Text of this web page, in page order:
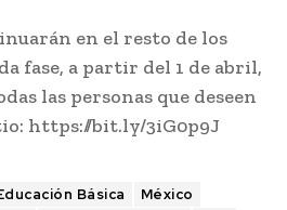
en el resto de los
fase, a partir del 1 de abril,
las personas que deseen
https://bit.ly/3iG0p9J
Básica
México